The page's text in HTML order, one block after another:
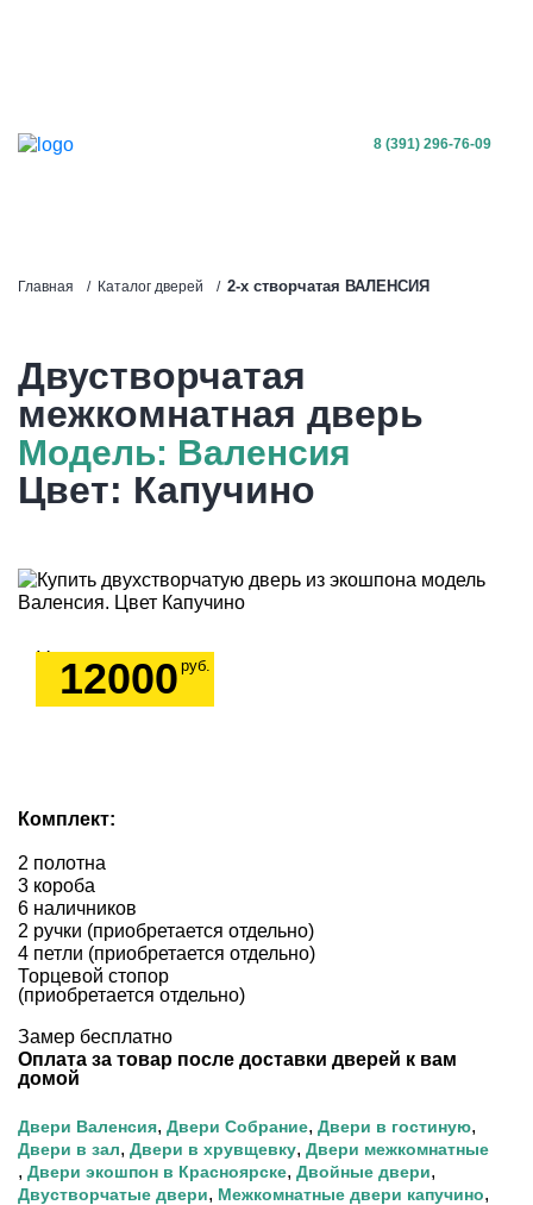
8 (391) 296-76-09
Главная Каталог дверей 2-х створчатая ВАЛЕНСИЯ
Двустворчатая
межкомнатная дверь
Модель: Валенсия
Цвет: Капучино
Цена за комплект
12000 руб.
Комплект:
2 полотна
3 короба
6 наличников
2 ручки (приобретается отдельно)
4 петли (приобретается отдельно)
Торцевой стопор
(приобретается отдельно)
Замер бесплатно
Оплата за товар после доставки дверей к вам
домой
Двери Валенсия, Двери Собрание, Двери в гостиную,
Двери в зал, Двери в хрувщевку, Двери межкомнатные
, Двери экошпон в Красноярске, Двойные двери,
Двустворчатые двери, Межкомнатные двери капучино,